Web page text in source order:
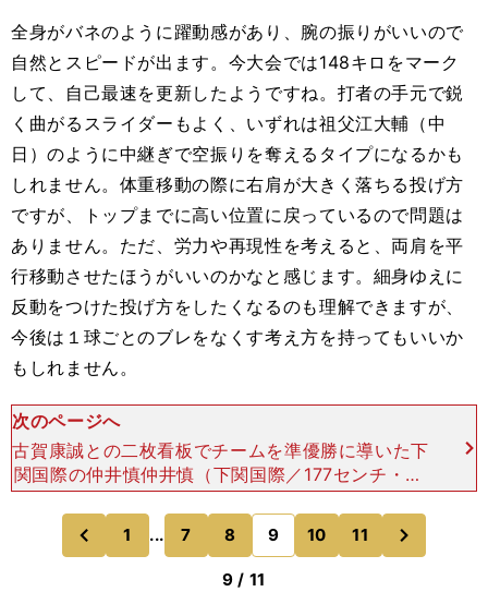
全身がバネのように躍動感があり、腕の振りがいいので
自然とスピードが出ます。今大会では148キロをマーク
して、自己最速を更新したようですね。打者の手元で鋭
く曲がるスライダーもよく、いずれは祖父江大輔（中
日）のように中継ぎで空振りを奪えるタイプになるかも
しれません。体重移動の際に右肩が大きく落ちる投げ方
ですが、トップまでに高い位置に戻っているので問題は
ありません。ただ、労力や再現性を考えると、両肩を平
行移動させたほうがいいのかなと感じます。細身ゆえに
反動をつけた投げ方をしたくなるのも理解できますが、
今後は１球ごとのブレをなくす考え方を持ってもいいか
もしれません。
次のページへ
古賀康誠との二枚看板でチームを準優勝に導いた下
関国際の仲井慎仲井慎（下関国際／177センチ・70
キロ／右投右打）本職はショートということです
が、ピッチャーとしても大学以上で十分にやれる素
材だと感じま
前
1 ... 7 8 9 10 11
のページへ
9 / 11